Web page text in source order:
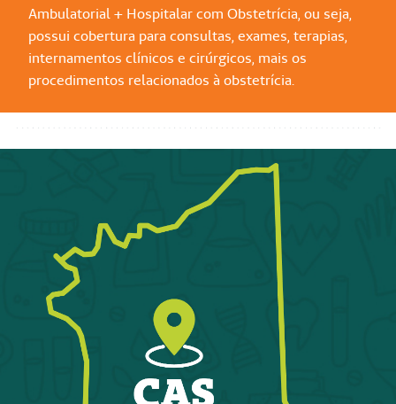
Ambulatorial + Hospitalar com Obstetrícia, ou seja,
possui cobertura para consultas, exames, terapias,
internamentos clínicos e cirúrgicos, mais os
procedimentos relacionados à obstetrícia.